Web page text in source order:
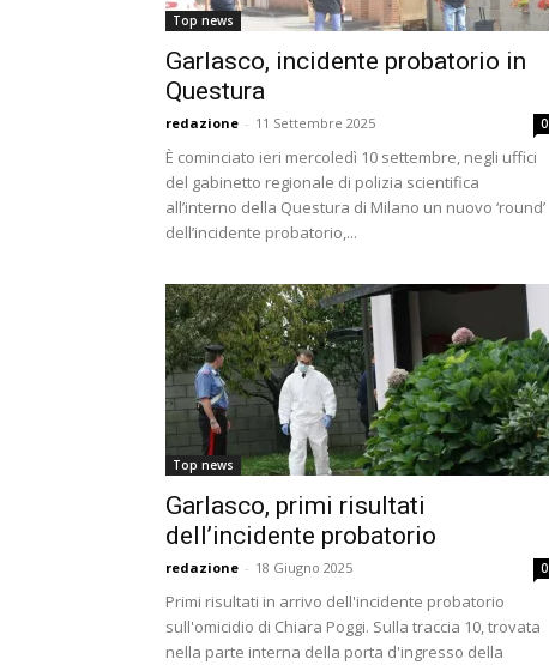
Top news
Garlasco, incidente probatorio in
Questura
redazione - 11 Settembre 2025 0
È cominciato ieri mercoledì 10 settembre, negli uffici
del gabinetto regionale di polizia scientifica
all’interno della Questura di Milano un nuovo ‘round’
dell’incidente probatorio,...
Top news
Garlasco, primi risultati
dell’incidente probatorio
redazione - 18 Giugno 2025 0
Primi risultati in arrivo dell'incidente probatorio
sull'omicidio di Chiara Poggi. Sulla traccia 10, trovata
nella parte interna della porta d'ingresso della